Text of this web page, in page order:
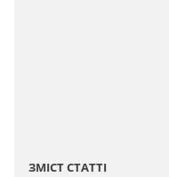
ЗМІСТ СТАТТІ